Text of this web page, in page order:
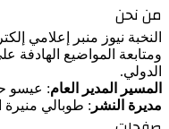
من نحن
النخبة نيوز منبر إعلامي
ومتابعة المواضيع الهادفة
الدولي.
المسير المدير العام: عيسو
مديرة النشر : طوبالي منيرة